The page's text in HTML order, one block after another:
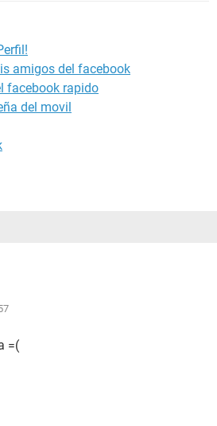
amigos del facebook
facebook rapido
del movil
=(